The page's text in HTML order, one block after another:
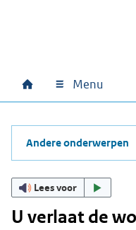
Hoofdnavigatie
Home Menu
Andere onderwerpen
Lees voor
U verlaat de